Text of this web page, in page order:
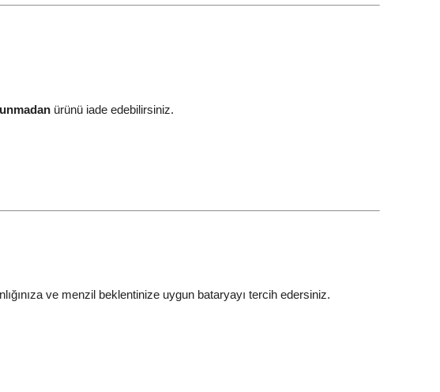
ürünü iade edebilirsiniz.
ve menzil beklentinize uygun bataryayı tercih edersiniz.